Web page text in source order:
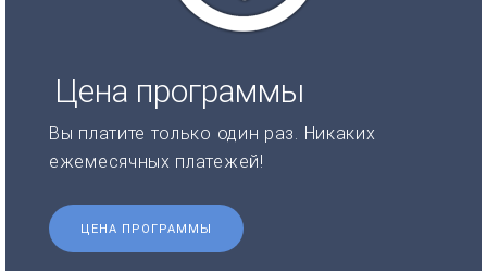
Цена программы
Вы платите только один раз. Никаких
ежемесячных платежей!
ЦЕНА ПРОГРАММЫ